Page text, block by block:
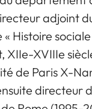
adjoint
Histoire
XIIe-XVIIIe
de Paris X-
directeur